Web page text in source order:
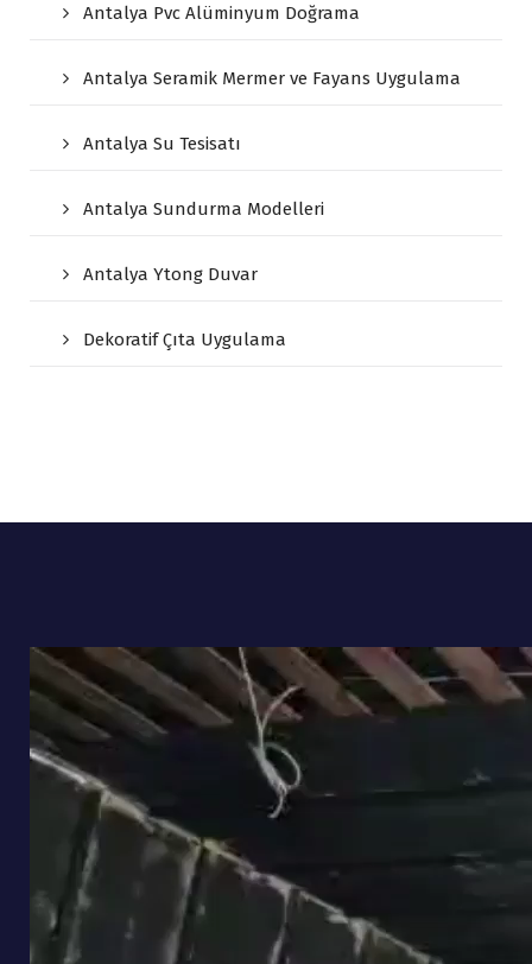
Antalya Pvc Alüminyum Doğrama
Antalya Seramik Mermer ve Fayans Uygulama
Antalya Su Tesisatı
Antalya Sundurma Modelleri
Antalya Ytong Duvar
Dekoratif Çıta Uygulama